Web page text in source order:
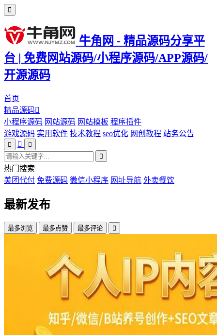
牛角网 - 精品源码分享平
台 | 免费网站源码/小程序源码/APP源码/
开源源码
首页
精品源码
小程序源码 网站源码 网站模板 程序插件
游戏源码 实用软件 技术教程 seo优化 网创教程 站务公告
热门搜索
美团代付 免费源码 微信小程序 网址导航 外卖餐饮
最新发布
最多浏览 最多点赞 最多评论